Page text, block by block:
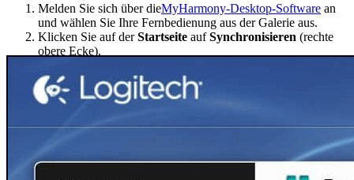
Melden Sie sich über dieMyHarmony-Desktop-Software an
und wählen Sie Ihre Fernbedienung aus der Galerie aus.
Klicken Sie auf derStartseite aufSynchronisieren (rechte
obere Ecke).